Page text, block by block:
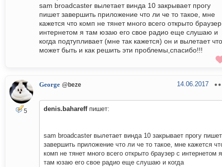
sam broadcaster вылетает винда 10 закрывает прогу
пишет завершить приложение что ли че то такое, мне
кажется что комп не тянет много всего открыто
интернетом я там юзаю его свое радио еще слушаю и
когда подтупливает (мне так кажется) он и вылетает что
может быть и как решить эти проблемы,спасибо!!!
5
George @beze 14.06.2017
denis.bahareffпишет:
sam broadcaster вылетает винда 10 закрывает прогу пишет
завершить приложение что ли че то такое, мне кажется
комп не тянет много всего открыто браузер с интернетом я
там юзаю его свое радио еще слушаю и когда